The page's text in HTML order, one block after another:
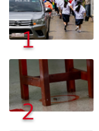
1
2